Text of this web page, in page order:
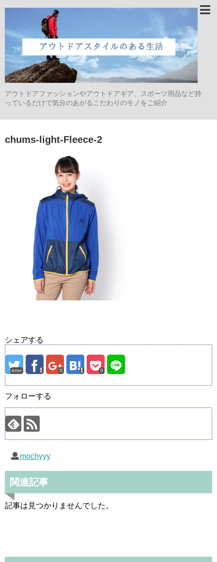
アウトドアファッションやアウトドアギア、スポーツ用品など持
っているだけで気分のあがるこだわりのモノをご紹介
chums-light-Fleece-2
シェアする
error 0 0
フォローする
mochyyy
関連記事
記事は見つかりませんでした。